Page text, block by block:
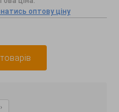
оптову ціну
›